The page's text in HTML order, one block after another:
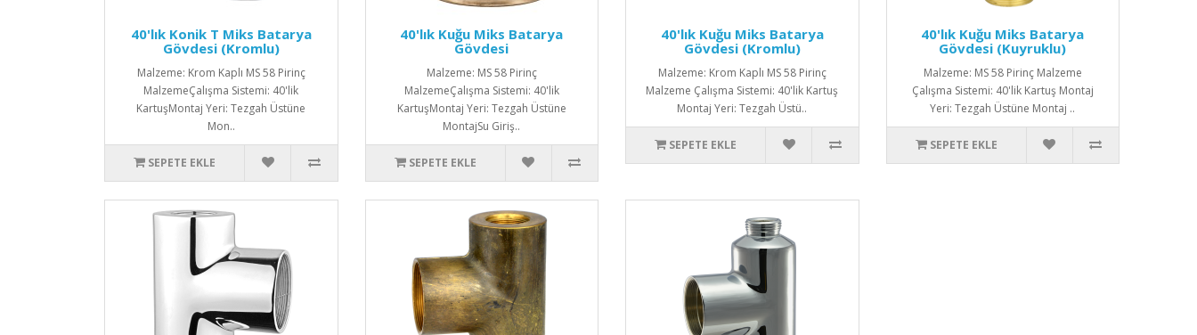
40'lık Konik T Miks Batarya
Gövdesi (Kromlu)
Malzeme: Krom Kaplı MS 58 Pirinç
MalzemeÇalışma Sistemi: 40'lik
KartuşMontaj Yeri: Tezgah Üstüne
Mon..
SEPETE EKLE
40'lık Kuğu Miks Batarya
Gövdesi
Malzeme: MS 58 Pirinç
MalzemeÇalışma Sistemi: 40'lik
KartuşMontaj Yeri: Tezgah Üstüne
MontajSu Giriş..
SEPETE EKLE
40'lık Kuğu Miks Batarya
Gövdesi (Kromlu)
Malzeme: Krom Kaplı MS 58 Pirinç
Malzeme Çalışma Sistemi: 40'lik Kartuş
Montaj Yeri: Tezgah Üstü..
SEPETE EKLE
40'lık Kuğu Miks Batarya
Gövdesi (Kuyruklu)
Malzeme: MS 58 Pirinç Malzeme
Çalışma Sistemi: 40'lik Kartuş Montaj
Yeri: Tezgah Üstüne Montaj ..
SEPETE EKLE